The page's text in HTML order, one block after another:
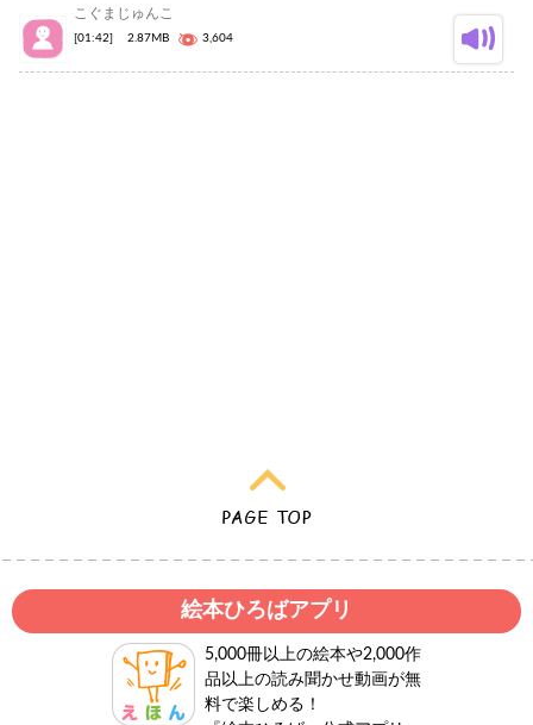
こぐまじゅんこ
[01:42] 2.87MB 3,604
絵本ひろばアプリ
5,000冊以上の絵本や2,000作
品以上の読み聞かせ動画が無
料で楽しめる！